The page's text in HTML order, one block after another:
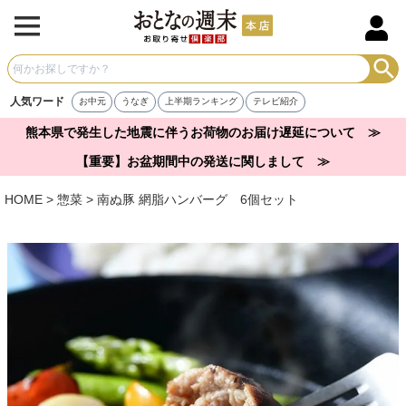
人気ワード お中元 うなぎ 上半期ランキング テレビ紹介
熊本県で発生した地震に伴うお荷物のお届け遅延について ≫
【重要】お盆期間中の発送に関しまして ≫
HOME 惣菜 南ぬ豚 網脂ハンバーグ 6個セット